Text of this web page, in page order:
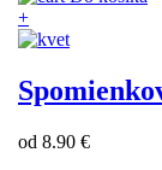
+
od 8.90 €